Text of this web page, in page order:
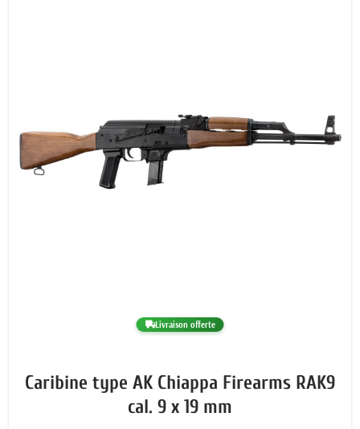
Livraison offerte
Caribine type AK Chiappa Firearms RAK9
cal. 9 x 19 mm